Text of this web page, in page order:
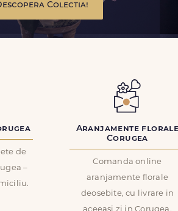
Colectia!
de
–
Aranjamente
Corugea
Comanda online
aranjamente florale
deosebite, cu livrare in